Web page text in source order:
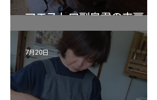
マエストロ副島君の来房
7月20日